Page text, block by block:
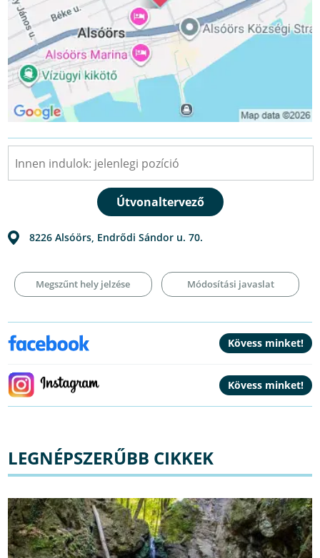
8226 Alsóörs, Endrődi Sándor u. 70.
Megszűnt hely jelzése Módosítási javaslat
LEGNÉPSZERŰBB CIKKEK